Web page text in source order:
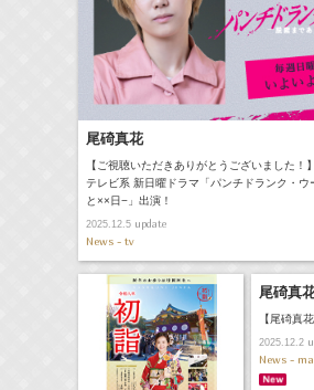
尾碕真花
【ご視聴いただきありがとうございました！
テレビ系 新日曜ドラマ「パンチドランク・ウ
と××日−」出演！
2025.12.5update
News - tv
尾碕真
【尾碕真
2025.12.2
News -